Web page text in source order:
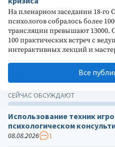
На пленарном заседании 18-го
психологов собралось более
трансляции превышают 13000.
100 практических встреч с
интерактивных лекций и
Все
СЕЙЧАС ОБСУЖДАЮТ
Использование техник
психологическом
08.08.2026 1